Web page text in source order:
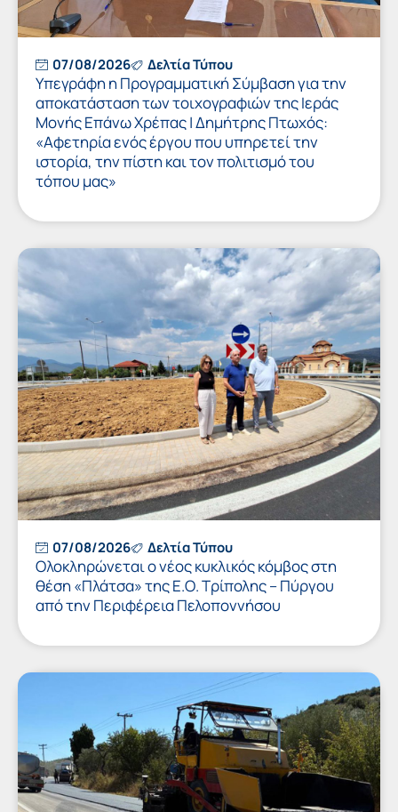
07/08/2026 Δελτία Τύπου
Υπεγράφη η Προγραμματική Σύμβαση για την
αποκατάσταση των τοιχογραφιών της Ιεράς
Μονής Επάνω Χρέπας | Δημήτρης Πτωχός:
«Αφετηρία ενός έργου που υπηρετεί την
ιστορία, την πίστη και τον πολιτισμό του
τόπου μας»
07/08/2026 Δελτία Τύπου
Ολοκληρώνεται ο νέος κυκλικός κόμβος στη
θέση «Πλάτσα» της Ε.Ο. Τρίπολης – Πύργου
από την Περιφέρεια Πελοποννήσου